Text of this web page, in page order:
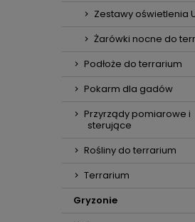
Zestawy oświetlenia
Żarówki nocne do
Podłoże do terrarium
Pokarm dla gadów
Przyrządy pomiarowe i
sterujące
Rośliny do terrarium
Terrarium
Gryzonie